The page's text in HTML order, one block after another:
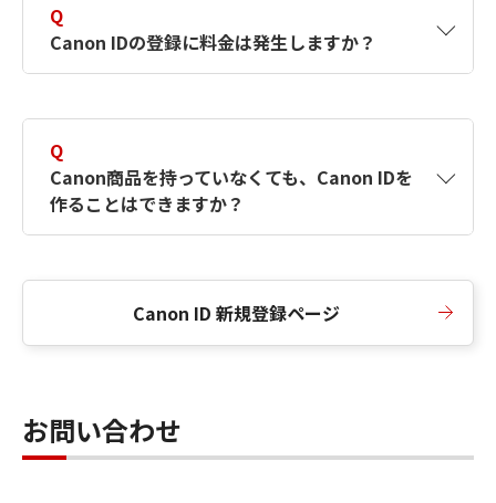
択したサービスから取得します。アカウントを
簡単に作成できるように、この情報を使用して
Canon IDの登録フォームを入力します。
Q
Canon IDの登録に料金は発生しますか？
Q
Canon商品を持っていなくても、Canon IDを
作ることはできますか？
Canon ID 新規登録ページ
お問い合わせ